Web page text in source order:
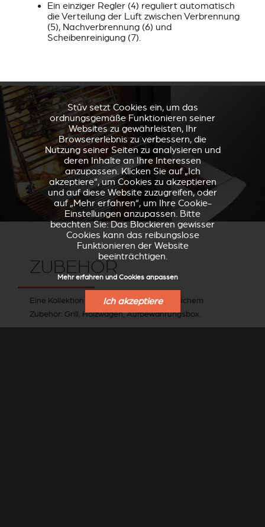
Ein einziger Regler (4) reguliert automatisch
die Verteilung der Luft zwischen Verbrennung
(5), Nachverbrennung (6) und
Scheibenreinigung (7).
ZUBEHÖR
Eine Kollektion mit praktischem und nützlichem
Zubehör: Grill, Holzwagen, Aufbewahrungsbox.
Stûv setzt Cookies ein, um das
ordnungsgemäße Funktionieren seiner
Websites zu gewährleisten, Ihr
Browsererlebnis zu verbessern, die
Nutzung seiner Seiten zu analysieren und
deren Inhalte an Ihre Interessen
anzupassen. Klicken Sie auf „Ich
akzeptiere“, um Cookies zu akzeptieren
und auf diese Website zuzugreifen, oder
auf „Mehr erfahren“, um Ihre Cookie-
Einstellungen anzupassen. Bitte
beachten Sie: Das Blockieren gewisser
Cookies kann das reibungslose
Funktionieren der Website
beeinträchtigen.
Mehr erfahren und Cookies anpassen
Ich akzeptiere